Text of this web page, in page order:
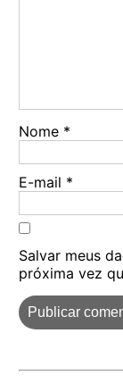
Nome *
E-mail *
Salvar meus
próxima vez